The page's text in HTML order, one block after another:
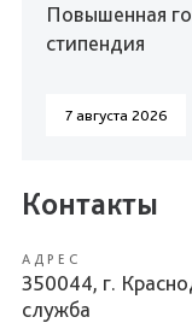
Повышенная
стипендия
7 августа 2026
Контакты
АДРЕС
350044, г.
служба